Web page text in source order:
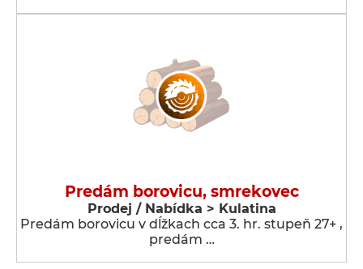
Predám borovicu, smrekovec
Prodej / Nabídka > Kulatina
Predám borovicu v dĺžkach cca 3. hr. stupeň 27+ ,
predám …